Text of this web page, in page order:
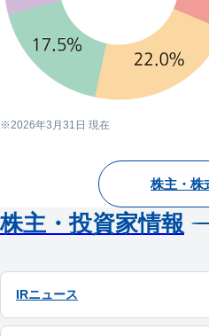
2026年3月31日 現在
株主・株
株主・投資家情報
IRニュース